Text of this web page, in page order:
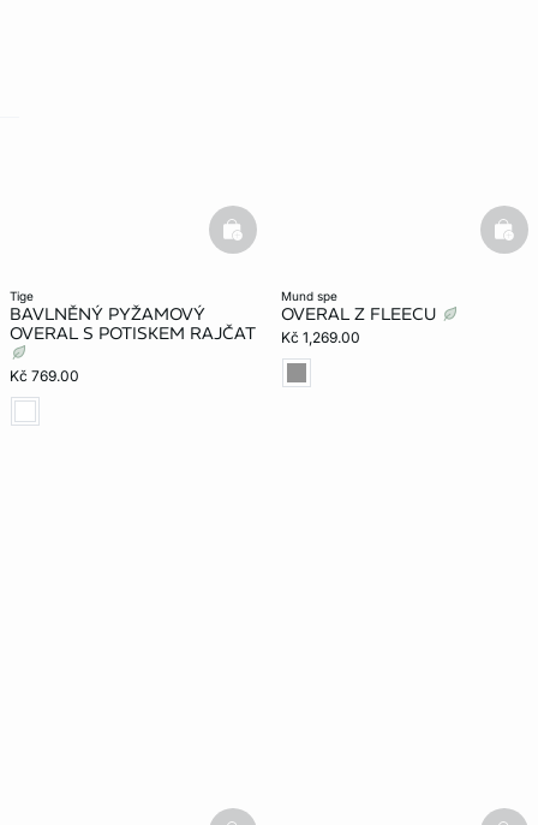
tige
BAVLNĚNÝ PYŽAMOVÝ
OVERAL S POTISKEM RAJČAT
Kč 769.00
basketfull
mund spe
OVERAL Z FLEECU
Kč 1,269.00